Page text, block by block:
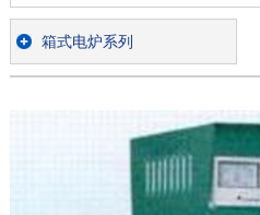
箱式电炉系列